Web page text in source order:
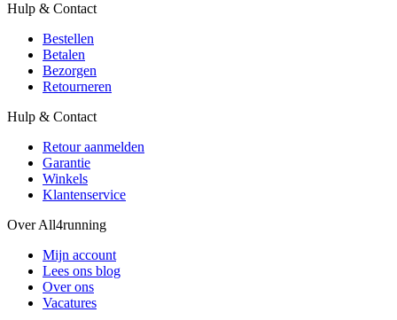
Hulp & Contact
Bestellen
Betalen
Bezorgen
Retourneren
Hulp & Contact
Retour aanmelden
Garantie
Winkels
Klantenservice
Over All4running
Mijn account
Lees ons blog
Over ons
Vacatures